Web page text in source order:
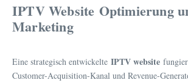
IPTV Website Optimierung
Marketing
Eine strategisch entwickelte IPTV website
Customer-Acquisition-Kanal und Revenue-